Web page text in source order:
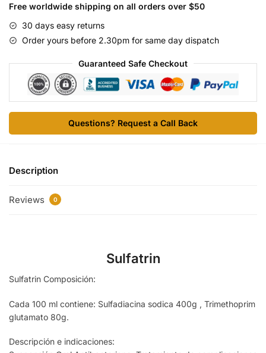
Free worldwide shipping on all orders over $50
30 days easy returns
Order yours before 2.30pm for same day dispatch
Guaranteed Safe Checkout
Questions? Request a Call Back
Description
Reviews 0
Sulfatrin
Sulfatrin Composición:
Cada 100 ml contiene: Sulfadiacina sodica 400g , Trimethoprim
glutamato 80g.
Descripción e indicaciones: